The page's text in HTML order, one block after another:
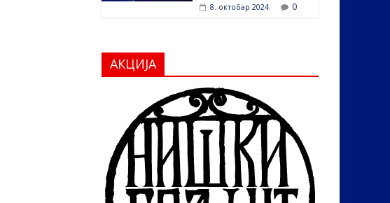
8. октобар 2024. 0
АКЦИЈА